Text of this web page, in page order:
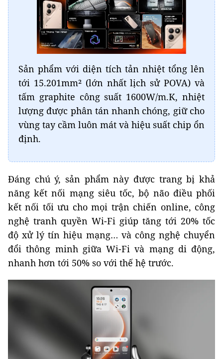
Sản phẩm với diện tích tản nhiệt tổng lên
tới 15.201mm² (lớn nhất lịch sử POVA) và
tấm graphite công suất 1600W/m.K, nhiệt
lượng được phân tán nhanh chóng, giữ cho
vùng tay cầm luôn mát và hiệu suất chip ổn
định.
Đáng chú ý, sản phẩm này được trang bị khả
năng kết nối mạng siêu tốc, bộ não điều phối
kết nối tối ưu cho mọi trận chiến online, công
nghệ tranh quyền Wi-Fi giúp tăng tới 20% tốc
độ xử lý tín hiệu mạng… và công nghệ chuyển
đổi thông minh giữa Wi-Fi và mạng di động,
nhanh hơn tới 50% so với thế hệ trước.